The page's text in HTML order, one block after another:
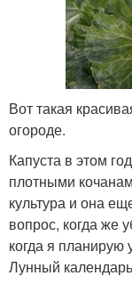
Вот такая
огороде.
Капуста в этом
плотными
культура и она
вопрос, когда же
когда я планирую
Лунный